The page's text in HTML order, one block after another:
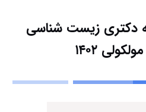
دکتری زیست شناسی
۱۴۰۲